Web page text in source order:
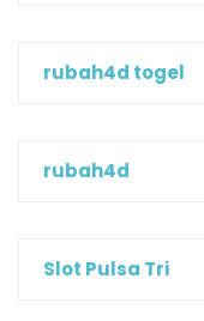
rubah4d togel
rubah4d
Slot Pulsa Tri